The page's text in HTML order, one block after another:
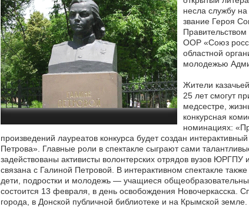
несла службу
звание Героя
Правительством
ООР «Союз
областной
молодежью
Жители
25 лет смогут
медсестре,
конкурсная
номинациях:
произведений лауреатов конкурса будет создан
Петрова». Главные роли в спектакле сыграют сами
задействованы активисты волонтерских отрядов вузов
связана с Галиной Петровой. В интерактивном спектакле
дети, подростки и молодежь — учащиеся
состоится 13 февраля, в день освобождения Новочеркасска.
города, в Донской публичной библиотеке и на Крымской